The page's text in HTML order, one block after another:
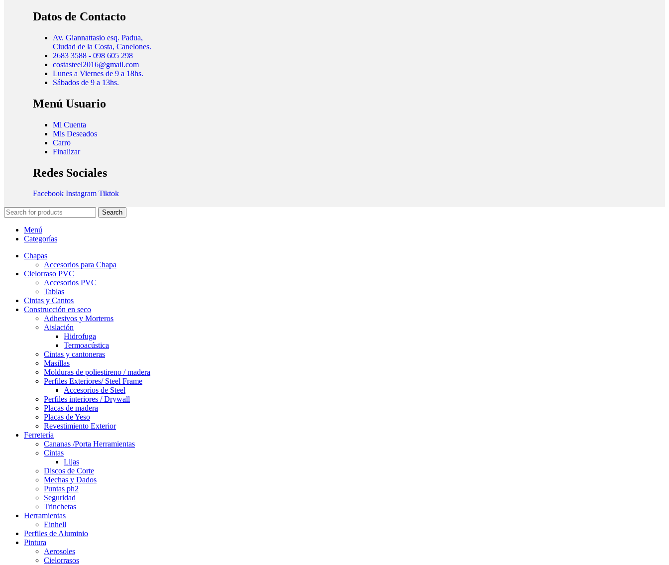
Datos de Contacto
Av. Giannattasio esq. Padua,
Ciudad de la Costa, Canelones.
2683 3588 - 098 605 298
costasteel2016@gmail.com
Lunes a Viernes de 9 a 18hs.
Sábados de 9 a 13hs.
Menú Usuario
Mi Cuenta
Mis Deseados
Carro
Finalizar
Redes Sociales
Facebook Instagram Tiktok
Search
Menú
Categorías
Chapas
Accesorios para Chapa
Cielorraso PVC
Accesorios PVC
Tablas
Cintas y Cantos
Construcción en seco
Adhesivos y Morteros
Aislación
Hidrofuga
Termoacústica
Cintas y cantoneras
Masillas
Molduras de poliestireno / madera
Perfiles Exteriores/ Steel Frame
Accesorios de Steel
Perfiles interiores / Drywall
Placas de madera
Placas de Yeso
Revestimiento Exterior
Ferretería
Cananas /Porta Herramientas
Cintas
Lijas
Discos de Corte
Mechas y Dados
Puntas ph2
Seguridad
Trinchetas
Herramientas
Einhell
Perfiles de Aluminio
Pintura
Aerosoles
Cielorrasos